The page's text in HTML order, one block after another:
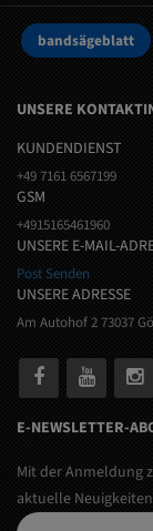
bandsägeblatt
UNSERE
KUNDENDIENST
+49 7161 6567199
GSM
+4915165461960
UNSERE E-MAIL-
Post Senden
UNSERE ADRESSE
Am Autohof 2 73037
E-NEWSLETTER-
Mit der Anmeldung
aktuelle